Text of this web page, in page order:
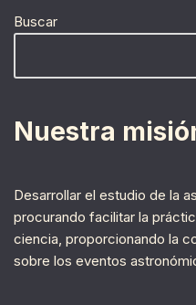
Buscar
Nuestra
Desarrollar el estudio de la
procurando facilitar la
ciencia, proporcionando la
sobre los eventos